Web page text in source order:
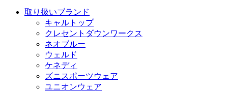
取り扱いブランド
キャルトップ
クレセントダウンワークス
ネオブルー
ウェルド
ケネディ
ズニスポーツウェア
ユニオンウェア